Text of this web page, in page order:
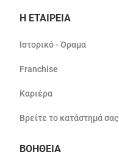
Η ΕΤΑΙΡΕΙΑ
Ιστορικό - Όραμα
Franchise
Καριέρα
Βρείτε το κατάστημά σας
ΒΟΗΘΕΙΑ